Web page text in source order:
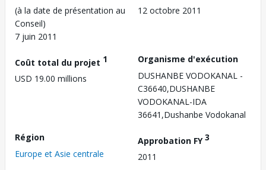
(à la date de présentation au
Conseil)
7 juin 2011
12 octobre 2011
Coût total du projet 1
USD 19.00 millions
Organisme d'exécution
DUSHANBE VODOKANAL -
C36640,DUSHANBE
VODOKANAL-IDA
36641,Dushanbe Vodokanal
Région
Europe et Asie centrale
Approbation FY3
2011